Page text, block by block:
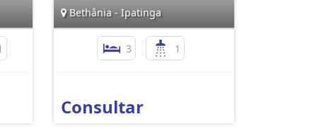
Bethânia - Ipatinga
3 1
Consultar